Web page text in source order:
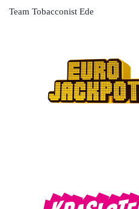
Team Tobacconist Ede